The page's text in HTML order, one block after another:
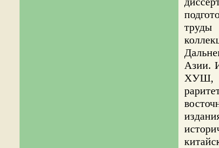
Азии.
ХУШ,